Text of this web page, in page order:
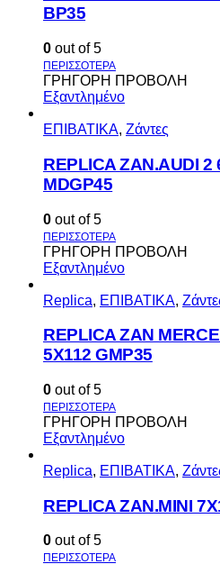
BP35
0 out of 5
ΓΡΗΓΟΡΗ ΠΡΟΒΟΛΗ
Εξαντλημένο
ΕΠΙΒΑΤΙΚΑ, Ζάντες
REPLICA ZAN.AUDI 2
MDGP45
0 out of 5
ΓΡΗΓΟΡΗ ΠΡΟΒΟΛΗ
Εξαντλημένο
Replica, ΕΠΙΒΑΤΙΚΑ,
REPLICA ZAN
5X112 GMP35
0 out of 5
ΓΡΗΓΟΡΗ ΠΡΟΒΟΛΗ
Εξαντλημένο
Replica, ΕΠΙΒΑΤΙΚΑ,
REPLICA ZAN.MINI
0 out of 5